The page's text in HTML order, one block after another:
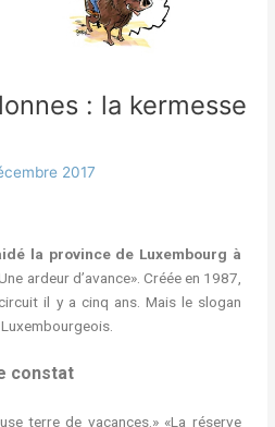
: la kermesse
2017
la province de Luxembourg à
ardeur d’avance». Créée en 1987,
il y a cinq ans. Mais le slogan
constat
terre de vacances.» «La réserve